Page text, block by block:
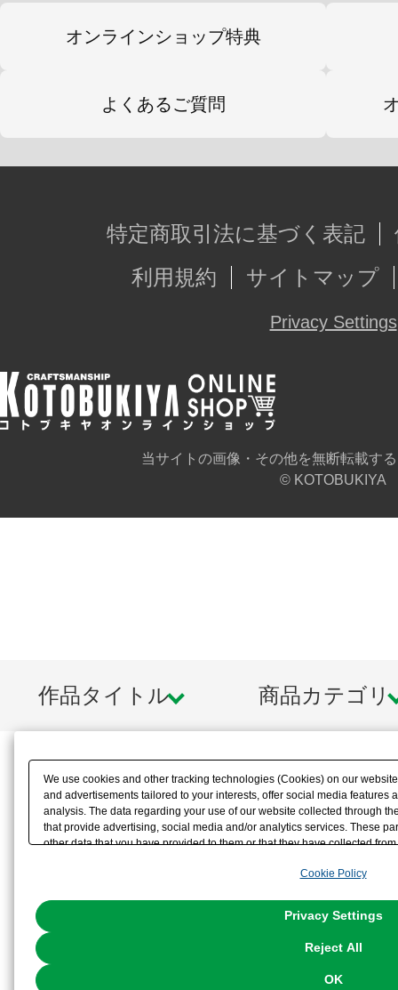
■生産国：日本
意ください。
あらかじめご了承ください。
※画像はイメージです。実際の商品
オンラインショップ特典
よくあるご質問
特定商取引法に基づく表記
利用規約
サイトマップ
Privacy Settings
当サイトの画像・その他を無断転載す
© KOTOBUKIYA
作品タイトル 商品カテゴリ
We use cookies and other tracking technologies (Cookies) on our
and advertisements tailored to your interests, offer social media features
analysis. The data regarding your use of our website collected through
that provide advertising, social media and/or analytics services. These
other data that you have provided to them or that they have collected
the use of all Cookies except for Strictly Necessary Cookies, please
You can change your consent or rejection settings at any time via
Cookie Policy
Privacy Settings
Reject All
OK